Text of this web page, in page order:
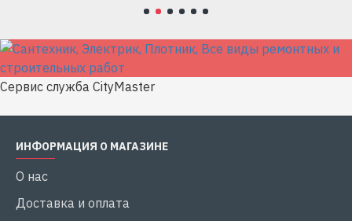
Сервис служба CityMaster
ИНФОРМАЦИЯ О МАГАЗИНЕ
О нас
Доставка и оплата